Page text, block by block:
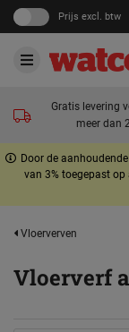
Prijs excl. btw
Gratis levering
meer dan
Door de
van 3% toegepast
Vloerverven
Vloerverf